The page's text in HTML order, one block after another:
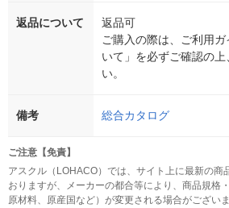
返品について
返品可
ご購入の際は、ご利用
いて」を必ずご確認の
い。
備考 総合カタログ
ご注意【免責】
アスクル（LOHACO）では、サイト上に最新の商
おりますが、メーカーの都合等により、商品規格
原材料、原産国など）が変更される場合がござい